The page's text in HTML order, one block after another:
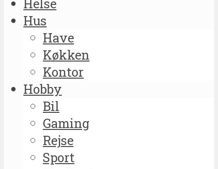
Hus
Have
Køkken
Kontor
Hobby
Bil
Gaming
Rejse
Sport